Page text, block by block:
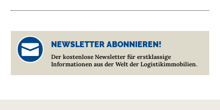
 NEWSLETTER ABONNIEREN!
Der kostenlose Newsletter für erstklassige
Informationen aus der Welt der Logistikimmobilien.